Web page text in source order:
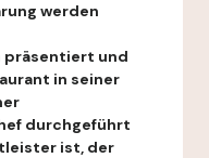
werden
präsentiert und
in seiner
durchgeführt
ist, der